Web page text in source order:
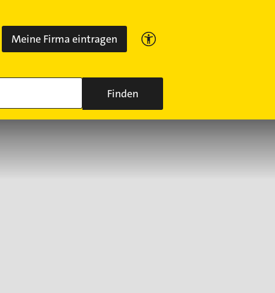
Meine Firma eintragen
Finden